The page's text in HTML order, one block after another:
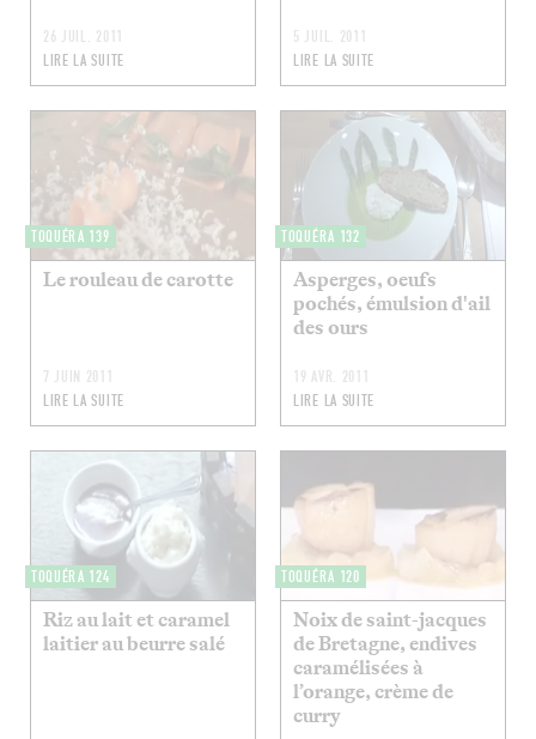
26 JUIL. 2011
LIRE LA SUITE
5 JUIL. 2011
LIRE LA SUITE
TOQUÉRA 139
Le rouleau de carotte
7 JUIN 2011
LIRE LA SUITE
TOQUÉRA 132
Asperges, oeufs
pochés, émulsion d'ail
des ours
19 AVR. 2011
LIRE LA SUITE
TOQUÉRA 124
Riz au lait et caramel
laitier au beurre salé
TOQUÉRA 120
Noix de saint-jacques
de Bretagne, endives
caramélisées à
l’orange, crème de
curry